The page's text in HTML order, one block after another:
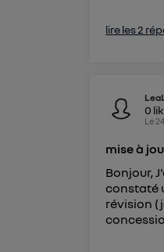
lire les 2
0
Le
mise à
Bonjour,
constaté
révision